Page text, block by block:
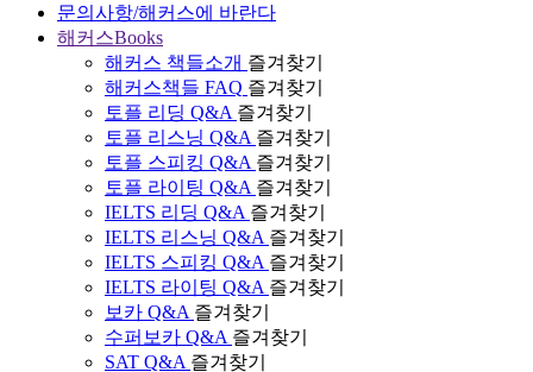
문의사항/해커스에 바란다
해커스Books
해커스 책들소개 즐겨찾기
해커스책들 FAQ 즐겨찾기
토플 리딩 Q&A 즐겨찾기
토플 리스닝 Q&A 즐겨찾기
토플 스피킹 Q&A 즐겨찾기
토플 라이팅 Q&A 즐겨찾기
IELTS 리딩 Q&A 즐겨찾기
IELTS 리스닝 Q&A 즐겨찾기
IELTS 스피킹 Q&A 즐겨찾기
IELTS 라이팅 Q&A 즐겨찾기
보카 Q&A 즐겨찾기
수퍼보카 Q&A 즐겨찾기
SAT Q&A 즐겨찾기